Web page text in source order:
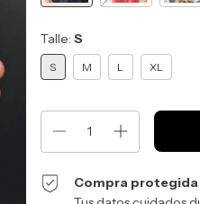
Talle: S
S M L XL
Compra protegida